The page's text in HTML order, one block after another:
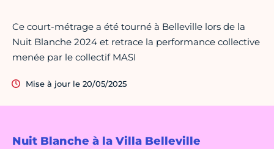
Nuit Blanche à la Villa Belleville
Ce court-métrage a été tourné à Belleville lors de la
Nuit Blanche 2024 et retrace la performance collective
menée par le collectif MASI
Mise à jour le 20/05/2025